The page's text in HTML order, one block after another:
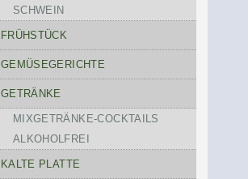
SCHWEIN
FRÜHSTÜCK
GEMÜSEGERICHTE
GETRÄNKE
MIXGETRÄNKE-COCKTAILS
ALKOHOLFREI
KALTE PLATTE